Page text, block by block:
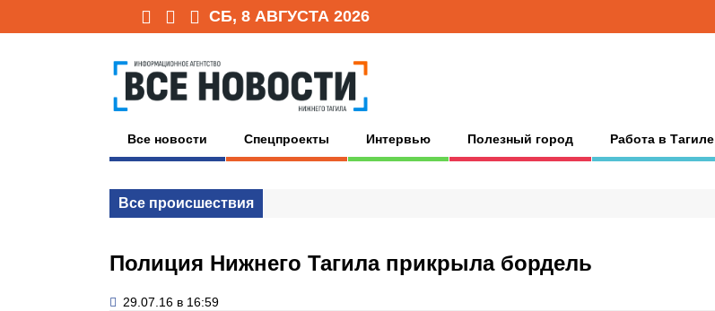
СБ, 8 АВГУСТА 2026
Все новости Спецпроекты Интервью Полезный город Работа в Тагиле
Все происшествия
Полиция Нижнего Тагила прикрыла бордель
29.07.16 в 16:59